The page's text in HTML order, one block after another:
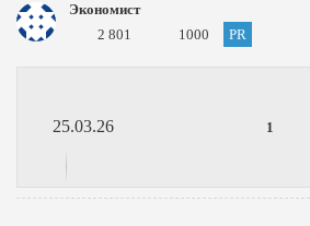
Экономист
2 801
1000 PR
25.03.26 1